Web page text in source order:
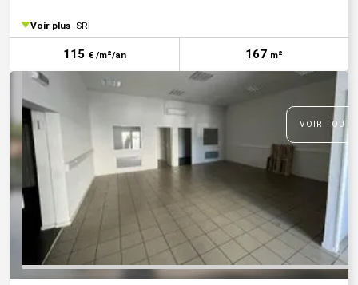
Voir plus SRI
115 € /m²/an 167 m²
VOIR